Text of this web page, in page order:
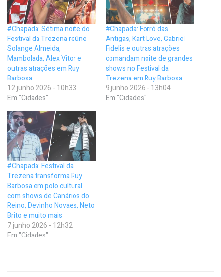
#Chapada: Sétima noite do
Festival da Trezena reúne
Solange Almeida,
Mambolada, Alex Vitor e
outras atrações em Ruy
Barbosa
12 junho 2026 - 10h33
Em "Cidades"
#Chapada: Forró das
Antigas, Kart Love, Gabriel
Fidelis e outras atrações
comandam noite de grandes
shows no Festival da
Trezena em Ruy Barbosa
9 junho 2026 - 13h04
Em "Cidades"
#Chapada: Festival da
Trezena transforma Ruy
Barbosa em polo cultural
com shows de Canários do
Reino, Devinho Novaes, Neto
Brito e muito mais
7 junho 2026 - 12h32
Em "Cidades"